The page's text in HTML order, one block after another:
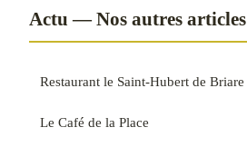
Actu — Nos autres articles
Restaurant le Saint-Hubert de Briare
Le Café de la Place